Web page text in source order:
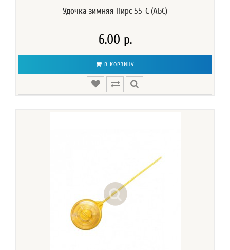
Удочка зимняя Пирс 55-С (АБС)
6.00 р.
В КОРЗИНУ